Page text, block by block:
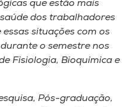
que estão mais
dos trabalhadores
situações com os
o semestre nos
Fisiologia, Bioquímica e
Pós-graduação,